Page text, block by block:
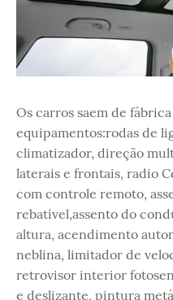
Os carros saem de
equipamentos:rodas de
climatizador, direção
laterais e frontais, radio
com controle remoto,
rebatível,assento do
altura, acendimento
neblina, limitador de
retrovisor interior
e deslizante, pintura